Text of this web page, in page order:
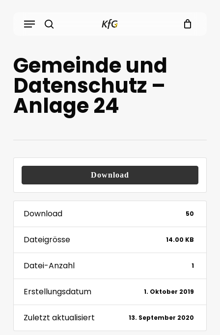
Menu
Gemeinde und
Datenschutz –
Anlage 24
Download
Download 50
Dateigrösse 14.00 KB
Datei-Anzahl 1
Erstellungsdatum 1. Oktober 2019
Zuletzt aktualisiert 13. September 2020